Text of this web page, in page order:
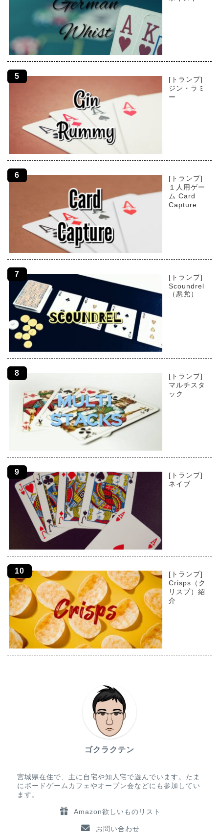
[トランプ]
ジン・ラミ
ー
[トランプ]
１人用ゲー
ム Card
Capture
[トランプ]
Scoundrel
（悪党）
[トランプ]
マルチスタ
ック
[トランプ]
ネイブ
[トランプ]
Crisps（ク
リスプ）紹
介
ゴクラクテン
宮城県在住で、主に自宅や知人宅で遊んでいます。たま
にボードゲームカフェやオープン会などにも参加してい
ます。
Amazon欲しいものリスト
お問い合わせ